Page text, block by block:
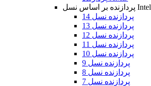
پردازنده بر اساس نسل Intel
پردازنده نسل 14
پردازنده نسل 13
پردازنده نسل 12
پردازنده نسل 11
پردازنده نسل 10
پردازنده نسل 9
پردازنده نسل 8
پردازنده نسل 7